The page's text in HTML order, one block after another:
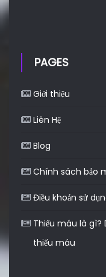
PAGES
Giới thiệu
Liên Hệ
Blog
Chính sách bảo
Điều khoản sử
Thiếu máu là gì?
thiếu máu